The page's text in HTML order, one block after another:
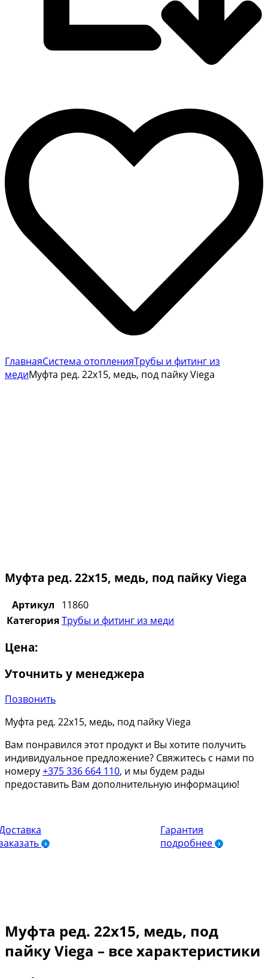
ГлавнаяСистема отопленияТрубы и фитинг из
медиМуфта ред. 22х15, медь, под пайку Viega
Муфта ред. 22х15, медь, под пайку Viega
Артикул
11860
КатегорияТрубы и фитинг из меди
Цена:
Уточнить у менеджера
Позвонить
Муфта ред. 22х15, медь, под пайку Viega
Вам понравился этот продукт и Вы хотите получить
индивидуальное предложение? Свяжитесь с нами по
номеру+375 336 664 110, и мы будем рады
предоставить Вам дополнительную информацию!
Гарантия
подробнее
Муфта ред. 22х15, медь, под
пайку Viega – все характеристики